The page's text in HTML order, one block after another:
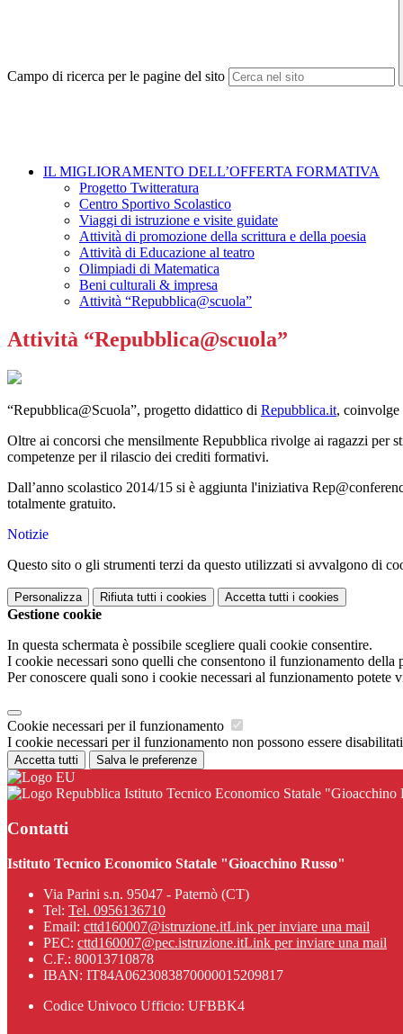
Campo di ricerca per le pagine del sito
IL MIGLIORAMENTO DELL’OFFERTA FORMATIVA
Progetto Twitteratura
Centro Sportivo Scolastico
Viaggi di istruzione e visite guidate
Attività di promozione della scrittura e della poesia
Attività di Educazione al teatro
Olimpiadi di Matematica
Beni culturali & impresa
Attività “Repubblica@scuola”
Attività “Repubblica@scuola”
“Repubblica@Scuola”, progetto didattico di Repubblica.it,
Oltre ai concorsi che mensilmente Repubblica rivolge ai ragazzi
competenze per il rilascio dei crediti formativi.
Dall’anno scolastico 2014/15 si è aggiunta l'iniziativa
totalmente gratuito.
Notizie
Questo sito o gli strumenti terzi da questo utilizzati si avvalgono di
Personalizza Rifiuta tutti i cookies Accetta tutti i cookies
Gestione cookie
In questa schermata è possibile scegliere quali cookie consentire.
I cookie necessari sono quelli che consentono il funzionamento
Per conoscere quali sono i cookie necessari al funzionamento potete
Cookie necessari per il funzionamento
I cookie necessari per il funzionamento non possono essere
Accetta tutti Salva le preferenze
Istituto Tecnico Economico Statale "Gioacchino
Contatti
Istituto Tecnico Economico Statale "Gioacchino Russo"
Via Parini s.n. 95047 - Paternò (CT)
Tel: Tel. 0956136710
Email: cttd160007@istruzione.itLink per inviare una mail
PEC: cttd160007@pec.istruzione.itLink per inviare una mail
C.F.: 80013710878
IBAN: IT84A0623083870000015209817
Codice Univoco Ufficio: UFBBK4